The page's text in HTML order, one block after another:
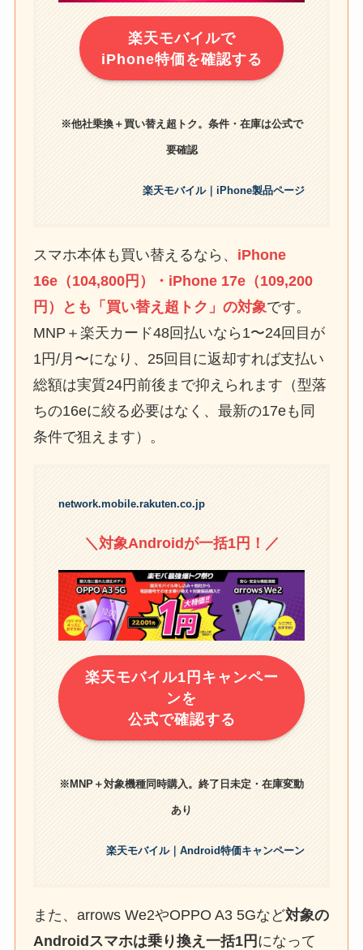
楽天モバイルで
iPhone特価を確認する
※他社乗換＋買い替え超トク。条件・在庫は公式で
要確認
楽天モバイル｜iPhone製品ページ
スマホ本体も買い替えるなら、 iPhone
16e（104,800円）・iPhone 17e（109,200
円）とも「買い替え超トク」の対象です。
MNP＋楽天カード48回払いなら1〜24回目が
1円/月〜になり、25回目に返却すれば支払い
総額は実質24円前後まで抑えられます（型落
ちの16eに絞る必要はなく、最新の17eも同
条件で狙えます）。
network.mobile.rakuten.co.jp
＼対象Androidが一括1円！／
楽天モバイル1円キャンペー
ンを
公式で確認する
※MNP＋対象機種同時購入。終了日未定・在庫変動
あり
楽天モバイル｜Android特価キャンペーン
また、arrows We2やOPPO A3 5Gなど対象の
Androidスマホは乗り換え一括1円 になって